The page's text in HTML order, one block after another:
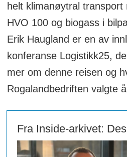
helt klimanøytral
HVO 100 og biogass i
Erik Haugland er en av
konferanse Logistikk25,
mer om denne reisen og
Rogalandbedriften valgte
Fra Inside-arkivet: